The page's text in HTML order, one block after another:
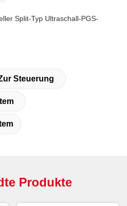
Split-Typ Ultraschall-PGS-
Steuerung
Produkte